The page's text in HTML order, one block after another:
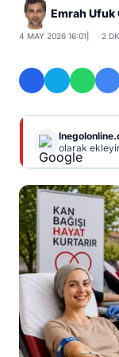
Emrah Ufuk
4 MAY 2026 16:01 2 DK
olarak